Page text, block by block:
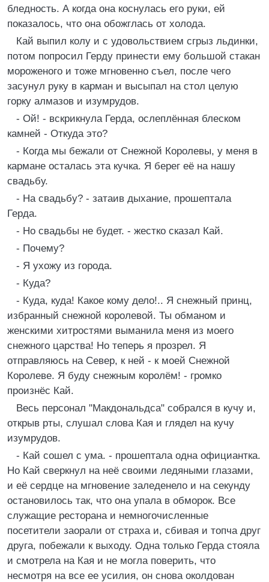
бледность. А когда она коснулась его руки, ей
показалось, что она обожглась от холода.
Кай выпил колу и с удовольствием сгрыз льдинки,
потом попросил Герду принести ему большой стакан
мороженого и тоже мгновенно съел, после чего
засунул руку в карман и высыпал на стол целую
горку алмазов и изумрудов.
- Ой! - вскрикнула Герда, ослеплённая блеском
камней - Откуда это?
- Когда мы бежали от Снежной Королевы, у меня в
кармане осталась эта кучка. Я берег её на нашу
свадьбу.
- На свадьбу? - затаив дыхание, прошептала
Герда.
- Но свадьбы не будет. - жестко сказал Кай.
- Почему?
- Я ухожу из города.
- Куда?
- Куда, куда! Какое кому дело!.. Я снежный принц,
избранный снежной королевой. Ты обманом и
женскими хитростями выманила меня из моего
снежного царства! Но теперь я прозрел. Я
отправляюсь на Север, к ней - к моей Снежной
Королеве. Я буду снежным королём! - громко
произнёс Кай.
Весь персонал "Макдональдса" собрался в кучу и,
открыв рты, слушал слова Кая и глядел на кучу
изумрудов.
- Кай сошел с ума. - прошептала одна официантка.
Но Кай сверкнул на неё своими ледяными глазами,
и её сердце на мгновение заледенело и на секунду
остановилось так, что она упала в обморок. Все
служащие ресторана и немногочисленные
посетители заорали от страха и, сбивая и топча друг
друга, побежали к выходу. Одна только Герда стояла
и смотрела на Кая и не могла поверить, что
несмотря на все ее усилия, он снова околдован